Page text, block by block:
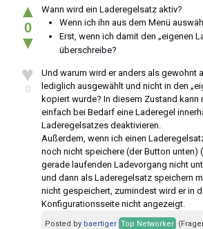
▲
0
▼
♥
0
Wann wird ein Laderegelsatz aktiv?
Wenn ich ihn aus dem Menü
Erst, wenn ich damit den „eigenen
überschreibe?
Und warum wird er anders als gewohnt
lediglich ausgewählt und nicht in den
kopiert wurde? In diesem Zustand kann
einfach bei Bedarf eine Laderegel
Laderegelsatzes deaktivieren.
Außerdem, wenn ich einen
noch nicht speichere (der Button unten)
gerade laufenden Ladevorgang nicht
und dann als Laderegelsatz speichern
nicht gespeichert, zumindest wird er in
Konfigurationsseite nicht angezeigt.
Posted by baertiger Top Networker